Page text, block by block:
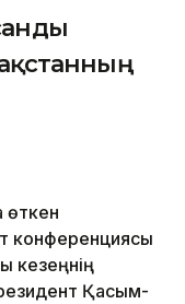
өткен
конференциясы
кезеңнің
Қасым-